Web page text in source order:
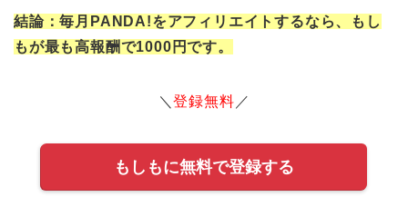
結論：毎月PANDA!をアフィリエイトするなら、もし
もが最も高報酬で1000円です。
＼登録無料 ／
もしもに無料で登録する